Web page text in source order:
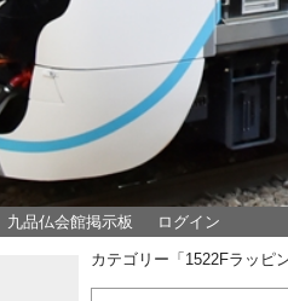
九品仏会館掲示板 ログイン
カテゴリー「1522Fラッピ